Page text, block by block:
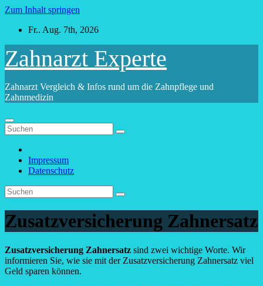
Zum Inhalt springen
Fr.. Aug. 7th, 2026
Zahnarzt Experte
Zahnarzt Vergleich & Infos rund um die Zahnpflege und
Zahnmedizin
Impressum
Datenschutz
Zusatzversicherung Zahnersatz
Zusatzversicherung Zahnersatz sind zwei wichtige Worte. Wir
informieren Sie, wie sie mit der Zusatzversicherung Zahnersatz viel
Geld sparen können.